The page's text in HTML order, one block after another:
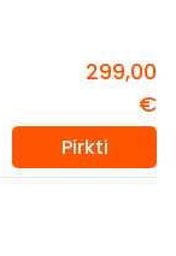
299,00
€
Pirkti